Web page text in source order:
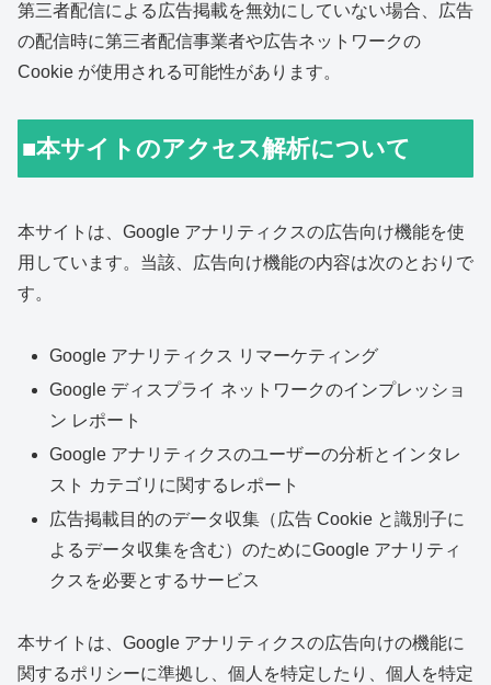
第三者配信による広告掲載を無効にしていない場合、広告
の配信時に第三者配信事業者や広告ネットワークの
Cookie が使用される可能性があります。
■本サイトのアクセス解析について
本サイトは、Google アナリティクスの広告向け機能を使
用しています。当該、広告向け機能の内容は次のとおりで
す。
Google アナリティクス リマーケティング
Google ディスプライ ネットワークのインプレッショ
ン レポート
Google アナリティクスのユーザーの分析とインタレ
スト カテゴリに関するレポート
広告掲載目的のデータ収集（広告 Cookie と識別子に
よるデータ収集を含む）のためにGoogle アナリティ
クスを必要とするサービス
本サイトは、Google アナリティクスの広告向けの機能に
関するポリシーに準拠し、個人を特定したり、個人を特定